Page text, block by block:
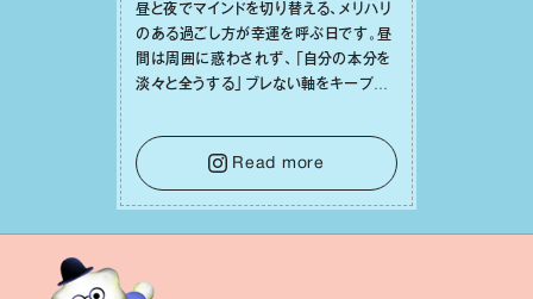
昼と夜でマインドを切り替える、メリハリ
のある過ごし⽅が幸運を呼ぶ⽇です。昼
間は周囲に惑わされず、「⾃分の本分を
淡々と全うする」ブレない軸をキープし
⾔葉に流されないよう、⼼にしっかりブ
レーキをかけること。この意識の切り替
えが、あなたに確かな安⼼感をもたらす
はずです。
Read more